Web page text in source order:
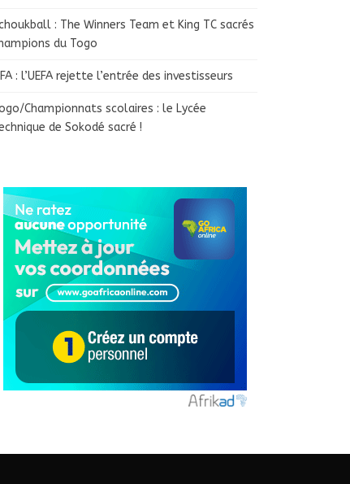
: The Winners Team et King TC sacrés
du Togo
: l’UEFA rejette l’entrée des investisseurs
Championnats scolaires : le Lycée
de Sokodé sacré !